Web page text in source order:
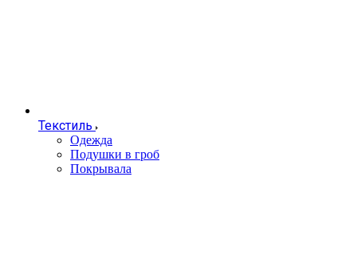
Текстиль
Одежда
Подушки в гроб
Покрывала